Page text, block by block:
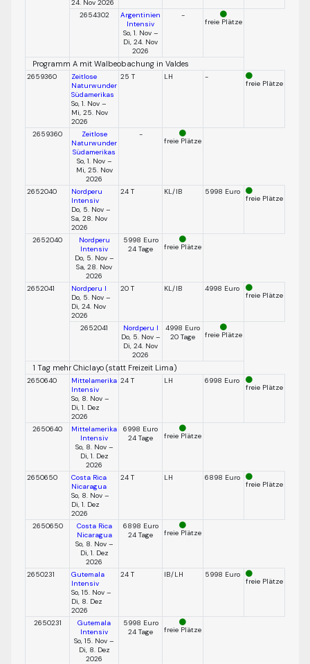
24. Nov 2026
2654302
Argentinien
Intensiv
So, 1. Nov –
Di, 24. Nov
2026
-
freie Plätze
Programm A mit Walbeobachung in Valdes
2659360
Zeitlose
Naturwunder
Südamerikas
So, 1. Nov –
Mi, 25. Nov
2026
25 T LH -
freie Plätze
2659360
Zeitlose
Naturwunder
Südamerikas
So, 1. Nov –
Mi, 25. Nov
2026
-
freie Plätze
2652040
Nordperu
Intensiv
Do, 5. Nov –
Sa, 28. Nov
2026
24 T KL/IB 5998 Euro
freie Plätze
2652040
Nordperu
Intensiv
Do, 5. Nov –
Sa, 28. Nov
2026
5998 Euro
24 Tage
freie Plätze
2652041
Nordperu I
Do, 5. Nov –
Di, 24. Nov
2026
20 T KL/IB 4998 Euro
freie Plätze
2652041
Nordperu I
Do, 5. Nov –
Di, 24. Nov
2026
4998 Euro
20 Tage
freie Plätze
1 Tag mehr Chiclayo (statt Freizeit Lima)
2650640
Mittelamerika
Intensiv
So, 8. Nov –
Di, 1. Dez
2026
24 T LH 6998 Euro
freie Plätze
2650640
Mittelamerika
Intensiv
So, 8. Nov –
Di, 1. Dez
2026
6998 Euro
24 Tage
freie Plätze
2650650
Costa Rica
Nicaragua
So, 8. Nov –
Di, 1. Dez
2026
24 T LH 6898 Euro
freie Plätze
2650650
Costa Rica
Nicaragua
So, 8. Nov –
Di, 1. Dez
2026
6898 Euro
24 Tage
freie Plätze
2650231
Gutemala
Intensiv
So, 15. Nov –
Di, 8. Dez
2026
24 T IB/LH 5998 Euro
freie Plätze
2650231
Gutemala
Intensiv
So, 15. Nov –
Di, 8. Dez
2026
5998 Euro
24 Tage
freie Plätze